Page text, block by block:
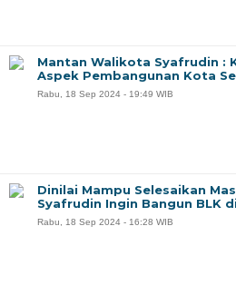
Mantan Walikota Syafrudin :
Aspek Pembangunan Kota
Rabu, 18 Sep 2024 - 19:49 WIB
Dinilai Mampu Selesaikan
Syafrudin Ingin Bangun BLK
Rabu, 18 Sep 2024 - 16:28 WIB